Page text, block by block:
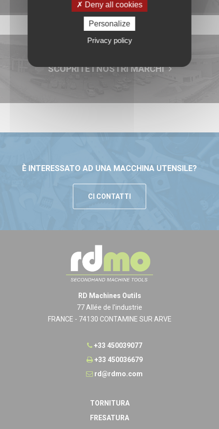
Deny all cookies
Personalize
Privacy policy
SCOPRITE I NOSTRI MARCHI
È INTERESSATO AD UNA MACCHINA UTENSILE?
CI CONTATTI
RD Machines Outils
77 Allée de l'industrie
FRANCE - 74130 CONTAMINE SUR ARVE
+33 450039077
+33 450036679
rd@rdmo.com
TORNITURA
FRESATURA